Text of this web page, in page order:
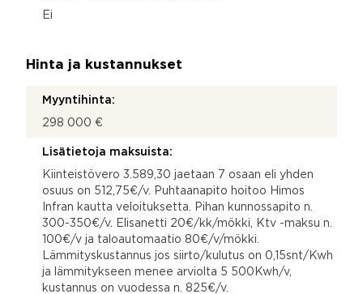
Ei
Hinta ja kustannukset
Myyntihinta:
298 000 €
Lisätietoja maksuista:
Kiinteistövero 3.589,30 jaetaan 7 osaan eli yhden
osuus on 512,75€/v. Puhtaanapito hoitoo Himos
Infran kautta veloituksetta. Pihan kunnossapito n.
300-350€/v. Elisanetti 20€/kk/mökki, Ktv -maksu n.
100€/v ja taloautomaatio 80€/v/mökki.
Lämmityskustannus jos siirto/kulutus on 0,15snt/Kwh
ja lämmitykseen menee arviolta 5 500Kwh/v,
kustannus on vuodessa n. 825€/v.